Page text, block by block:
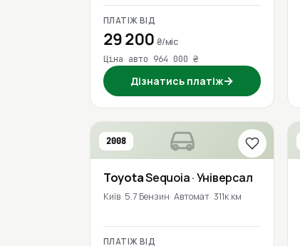
ПЛАТІЖ ВІД
29 200 ₴/міс
Ціна авто 964 000 ₴
Дізнатись платіж→
2008
ToyotaSequoia· Універсал
Київ 5.7 Бензин Автомат 311к км
ПЛАТІЖ ВІД